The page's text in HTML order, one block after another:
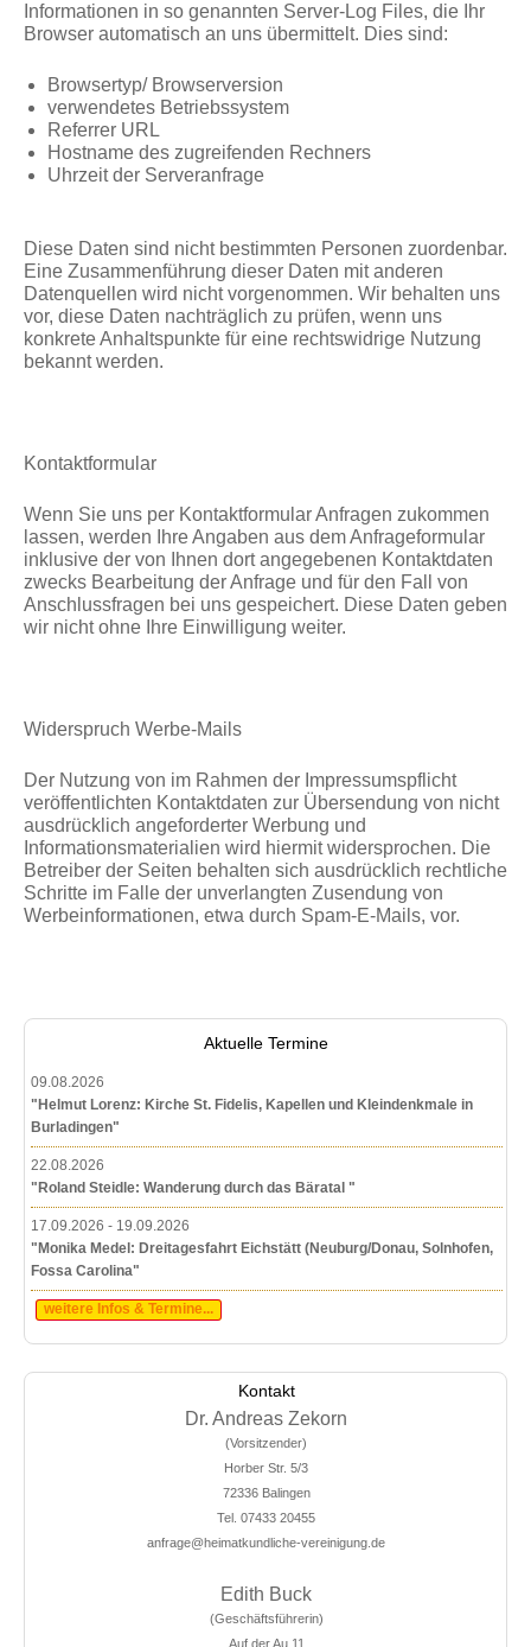
Informationen in so genannten Server-Log Files, die Ihr
Browser automatisch an uns übermittelt. Dies sind:
Browsertyp/ Browserversion
verwendetes Betriebssystem
Referrer URL
Hostname des zugreifenden Rechners
Uhrzeit der Serveranfrage
Diese Daten sind nicht bestimmten Personen zuordenbar.
Eine Zusammenführung dieser Daten mit anderen
Datenquellen wird nicht vorgenommen. Wir behalten uns
vor, diese Daten nachträglich zu prüfen, wenn uns
konkrete Anhaltspunkte für eine rechtswidrige Nutzung
bekannt werden.
Kontaktformular
Wenn Sie uns per Kontaktformular Anfragen zukommen
lassen, werden Ihre Angaben aus dem Anfrageformular
inklusive der von Ihnen dort angegebenen Kontaktdaten
zwecks Bearbeitung der Anfrage und für den Fall von
Anschlussfragen bei uns gespeichert. Diese Daten geben
wir nicht ohne Ihre Einwilligung weiter.
Widerspruch Werbe-Mails
Der Nutzung von im Rahmen der Impressumspflicht
veröffentlichten Kontaktdaten zur Übersendung von nicht
ausdrücklich angeforderter Werbung und
Informationsmaterialien wird hiermit widersprochen. Die
Betreiber der Seiten behalten sich ausdrücklich rechtliche
Schritte im Falle der unverlangten Zusendung von
Werbeinformationen, etwa durch Spam-E-Mails, vor.
Aktuelle Termine
09.08.2026
"Helmut Lorenz: Kirche St. Fidelis, Kapellen und Kleindenkmale in
Burladingen"
22.08.2026
"Roland Steidle: Wanderung durch das Bäratal "
17.09.2026 - 19.09.2026
"Monika Medel: Dreitagesfahrt Eichstätt (Neuburg/Donau, Solnhofen,
Fossa Carolina"
weitere Infos & Termine...
Kontakt
Dr. Andreas Zekorn
(Vorsitzender)
Horber Str. 5/3
72336 Balingen
Tel. 07433 20455
anfrage@heimatkundliche-vereinigung.de
Edith Buck
(Geschäftsführerin)
Auf der Au 11